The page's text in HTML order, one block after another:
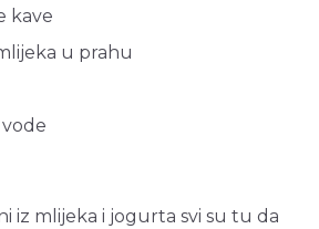
kave
u prahu
iz mlijeka i jogurta svi su tu da